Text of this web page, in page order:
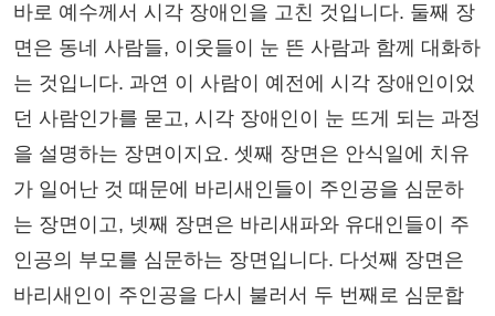
바로 예수께서 시각 장애인을 고친 것입니다. 둘째 장
면은 동네 사람들, 이웃들이 눈 뜬 사람과 함께 대화하
는 것입니다. 과연 이 사람이 예전에 시각 장애인이었
던 사람인가를 묻고, 시각 장애인이 눈 뜨게 되는 과정
을 설명하는 장면이지요. 셋째 장면은 안식일에 치유
가 일어난 것 때문에 바리새인들이 주인공을 심문하
는 장면이고, 넷째 장면은 바리새파와 유대인들이 주
인공의 부모를 심문하는 장면입니다. 다섯째 장면은
바리새인이 주인공을 다시 불러서 두 번째로 심문합